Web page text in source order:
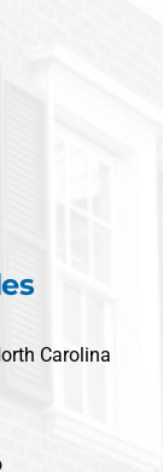
Carolina